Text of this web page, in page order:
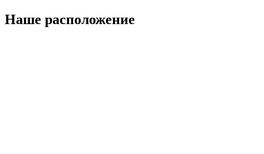
Наше расположение